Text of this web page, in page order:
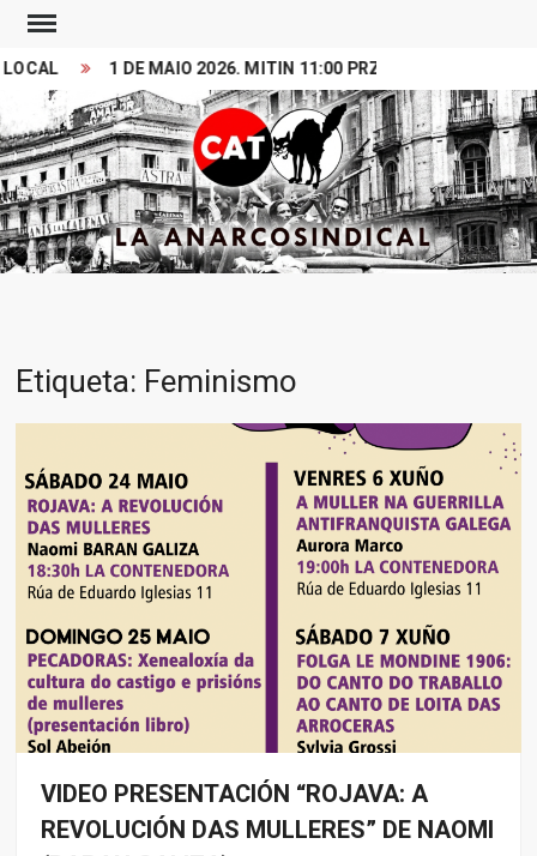
Skip
content
1 DE MAIO 2026. MITIN 11:00 PRZ PRINCESA
Search
Etiqueta: Feminismo
Noticias
VIDEO PRESENTACIÓN “ROJAVA: A
REVOLUCIÓN DAS MULLERES” DE NAOMI